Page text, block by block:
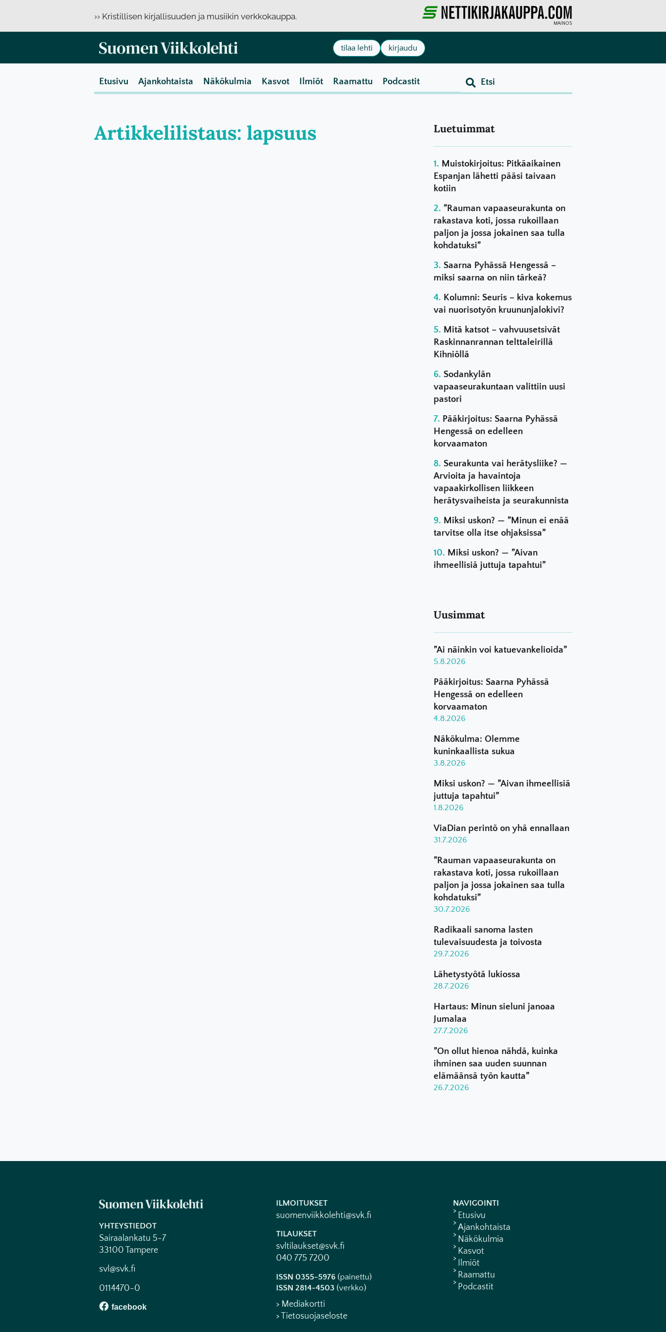
›› Kristillisen kirjallisuuden ja musiikin verkkokauppa.
MAINOS
tilaa lehti kirjaudu
Etusivu Ajankohtaista Näkökulmia Kasvot Ilmiöt Raamattu Podcastit
Artikkelilistaus: lapsuus Luetuimmat
Muistokirjoitus: Pitkäaikainen
Espanjan lähetti pääsi taivaan
kotiin
”Rauman vapaaseurakunta on
rakastava koti, jossa rukoillaan
paljon ja jossa jokainen saa tulla
kohdatuksi”
Saarna Pyhässä Hengessä –
miksi saarna on niin tärkeä?
Kolumni: Seuris – kiva kokemus
vai nuorisotyön kruununjalokivi?
Mitä katsot – vahvuusetsivät
Raskinnanrannan telttaleirillä
Kihniöllä
Sodankylän
vapaaseurakuntaan valittiin uusi
pastori
Pääkirjoitus: Saarna Pyhässä
Hengessä on edelleen
korvaamaton
Seurakunta vai herätysliike? —
Arvioita ja havaintoja
vapaakirkollisen liikkeen
herätysvaiheista ja seurakunnista
Miksi uskon? — ”Minun ei enää
tarvitse olla itse ohjaksissa”
Miksi uskon? — ”Aivan
ihmeellisiä juttuja tapahtui”
Uusimmat
”Ai näinkin voi katuevankelioida”
5.8.2026
Pääkirjoitus: Saarna Pyhässä
Hengessä on edelleen
korvaamaton
4.8.2026
Näkökulma: Olemme
kuninkaallista sukua
3.8.2026
Miksi uskon? — ”Aivan ihmeellisiä
juttuja tapahtui”
1.8.2026
ViaDian perintö on yhä ennallaan
31.7.2026
”Rauman vapaaseurakunta on
rakastava koti, jossa rukoillaan
paljon ja jossa jokainen saa tulla
kohdatuksi”
30.7.2026
Radikaali sanoma lasten
tulevaisuudesta ja toivosta
29.7.2026
Lähetystyötä lukiossa
28.7.2026
Hartaus: Minun sieluni janoaa
Jumalaa
27.7.2026
”On ollut hienoa nähdä, kuinka
ihminen saa uuden suunnan
elämäänsä työn kautta”
26.7.2026
YHTEYSTIEDOT
Sairaalankatu 5-7
33100 Tampere
svl@svk.fi
0114470-0
ILMOITUKSET
suomenviikkolehti@svk.fi
TILAUKSET
svltilaukset@svk.fi
040 775 7200
ISSN 0355-5976(painettu)
ISSN 2814-4503 (verkko)
> Mediakortti
> Tietosuojaseloste
NAVIGOINTI
Etusivu
Ajankohtaista
Näkökulmia
Kasvot
Ilmiöt
Raamattu
Podcastit